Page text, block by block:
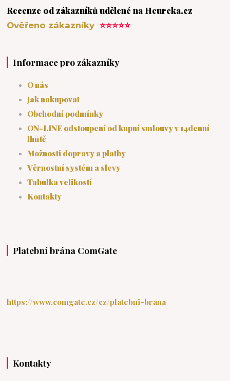
Recenze od zákazníků udělené na Heureka.cz
Ověřeno zákazníky⭐⭐⭐⭐⭐
Informace pro zákazníky
O nás
Jak nakupovat
Obchodní podmínky
ON-LINE odstoupení od kupní smlouvy v 14denní
lhůtě
Možnosti dopravy a platby
Věrnostní systém a slevy
Tabulka velikostí
Kontakty
Platební brána ComGate
https://www.comgate.cz/cz/platebni-brana
Kontakty